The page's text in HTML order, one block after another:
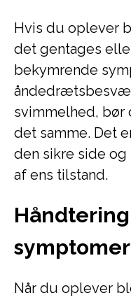
Hvis du oplever
det gentages
bekymrende
svimmelhed,
det samme. Det
den sikre side
af ens tilstand.
Når du oplever